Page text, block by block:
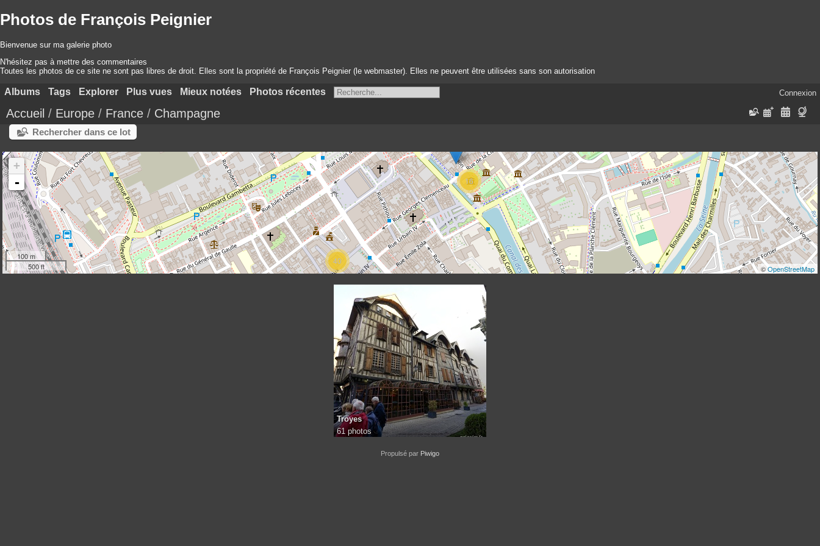
Photos de François Peignier
Bienvenue sur ma galerie photo
N'hésitez pas à mettre des commentaires
Toutes les photos de ce site ne sont pas libres de droit. Elles sont la propriété de François Peignier (le webmaster). Elles ne peuvent être utilisées sans son autorisation
Albums Tags Explorer Plus vues Mieux notées Photos récentes Connexion
Accueil / Europe / France / Champagne
Rechercher dans ce lot
16
40
+
-
100 m
500 ft
©OpenStreetMap
Troyes
61 photos
Propulsé par Piwigo